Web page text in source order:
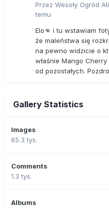
Przez Wesoły Ogród
temu
Elo👊 i tu wstawiam
że maleństwa się
na pewno widzicie o
właśnie Mango
od pozostałych.
Gallery Statistics
Images
65.3 tys.
Comments
1.3 tys.
Albums